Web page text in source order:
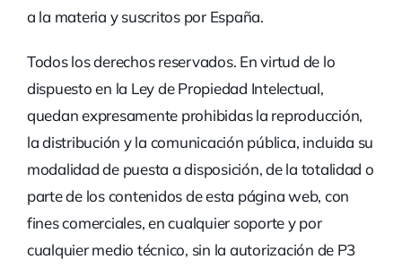
a la materia y suscritos por España.
Todos los derechos reservados. En virtud de lo
dispuesto en la Ley de Propiedad Intelectual,
quedan expresamente prohibidas la reproducción,
la distribución y la comunicación pública, incluida su
modalidad de puesta a disposición, de la totalidad o
parte de los contenidos de esta página web, con
fines comerciales, en cualquier soporte y por
cualquier medio técnico, sin la autorización de P3